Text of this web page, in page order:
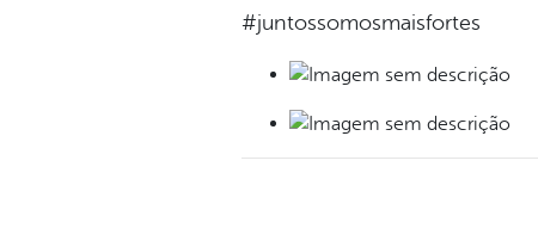
#juntossomosmaisfortes